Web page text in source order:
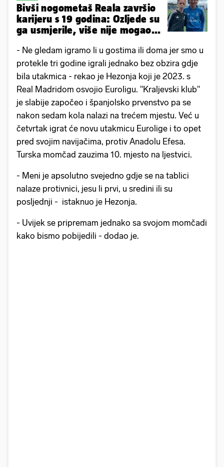
Bivši nogometaš Reala završio
karijeru s 19 godina: Ozljede su
ga usmjerile, više nije mogao...
- Ne gledam igramo li u gostima ili doma jer smo u
protekle tri godine igrali jednako bez obzira gdje
bila utakmica - rekao je Hezonja koji je 2023. s
Real Madridom osvojio Euroligu. "Kraljevski klub"
je slabije započeo i španjolsko prvenstvo pa se
nakon sedam kola nalazi na trećem mjestu. Već u
četvrtak igrat će novu utakmicu Eurolige i to opet
pred svojim navijačima, protiv Anadolu Efesa.
Turska momčad zauzima 10. mjesto na ljestvici.
- Meni je apsolutno svejedno gdje se na tablici
nalaze protivnici, jesu li prvi, u sredini ili su
posljednji - istaknuo je Hezonja.
- Uvijek se pripremam jednako sa svojom momčadi
kako bismo pobijedili - dodao je.